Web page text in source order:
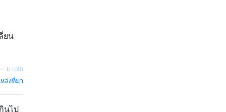
ยน
b.roth
ล่งที่มา
นไป